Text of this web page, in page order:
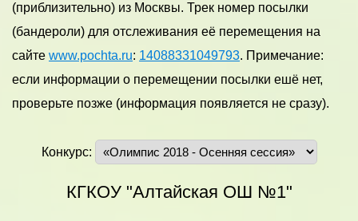
(приблизительно) из Москвы. Трек номер посылки
(бандероли) для отслеживания её перемещения на
сайте www.pochta.ru: 14088331049793. Примечание:
если информации о перемещении посылки ешё нет,
проверьте позже (информация появляется не сразу).
Конкурс:
КГКОУ "Алтайская ОШ №1"